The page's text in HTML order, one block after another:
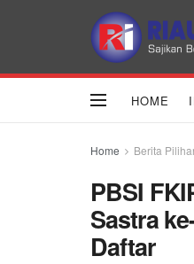
HOME
Home Berita
PBSI
Sastra
Daftar